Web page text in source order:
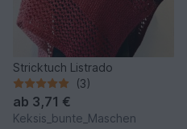
Stricktuch Listrado
(3)
ab 3,71 €
Keksis_bunte_Maschen